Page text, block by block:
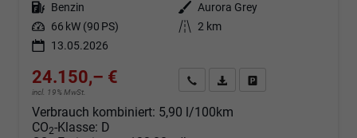
Kraftstoff Benzin Außenfarbe Aurora Grey
Leistung 66 kW (90 PS) Kilometerstand 2 km
13.05.2026
24.150,– €
incl. 19% MwSt.
Angebot anfordern
Fahrzeugexpose (PDF)
Verbrauch kombiniert: 5,90 l/100km
CO2-Klasse: D